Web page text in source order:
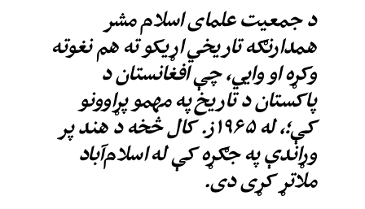
د جمعیت علمای اسلام مشر
همدارنګه تاریخي اړیکو ته هم نغوته
وکړه او وایي، چې افغانستان د
پاکستان د تاریخ په مهمو پړاوونو
کې؛، له ۱۹۶۵ز. کال څخه د هند پر
وړاندې په جګړه کې له اسلام‌آباد
ملاتړ کړی دی.